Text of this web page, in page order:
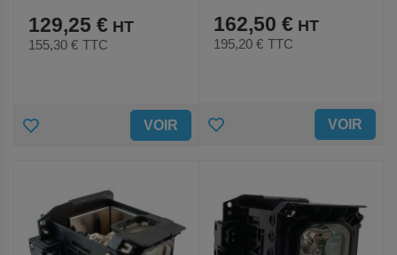
129,25 €
155,30 € TTC
AJOUTER VOIR
162,50 €
195,20 € TTC
AJOUTER VOIR